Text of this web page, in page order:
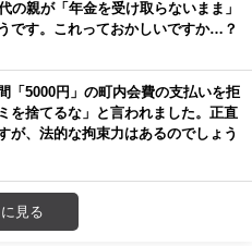
の親が「年金を受け取らないまま」
です。これっておかしいですか…？
「5000円」の町内会費の支払いを拒
を捨てるな」と言われました。正直
が、法的な拘束力はあるのでしょう
見る